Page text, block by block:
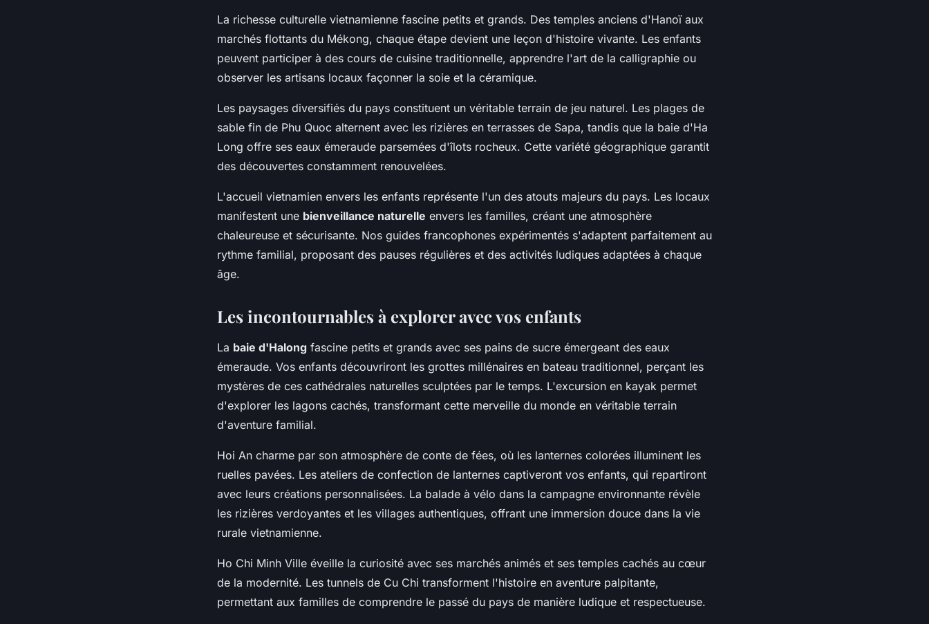
La richesse culturelle vietnamienne fascine petits et grands. Des temples anciens d'Hanoï aux
marchés flottants du Mékong, chaque étape devient une leçon d'histoire vivante. Les enfants
peuvent participer à des cours de cuisine traditionnelle, apprendre l'art de la calligraphie ou
observer les artisans locaux façonner la soie et la céramique.
Les paysages diversifiés du pays constituent un véritable terrain de jeu naturel. Les plages de
sable fin de Phu Quoc alternent avec les rizières en terrasses de Sapa, tandis que la baie d'Ha
Long offre ses eaux émeraude parsemées d'îlots rocheux. Cette variété géographique garantit
des découvertes constamment renouvelées.
L'accueil vietnamien envers les enfants représente l'un des atouts majeurs du pays. Les locaux
manifestent une bienveillance naturelle envers les familles, créant une atmosphère
chaleureuse et sécurisante. Nos guides francophones expérimentés s'adaptent parfaitement au
rythme familial, proposant des pauses régulières et des activités ludiques adaptées à chaque
âge.
Les incontournables à explorer avec vos enfants
La baie d'Halong fascine petits et grands avec ses pains de sucre émergeant des eaux
émeraude. Vos enfants découvriront les grottes millénaires en bateau traditionnel, perçant les
mystères de ces cathédrales naturelles sculptées par le temps. L'excursion en kayak permet
d'explorer les lagons cachés, transformant cette merveille du monde en véritable terrain
d'aventure familial.
Hoi An charme par son atmosphère de conte de fées, où les lanternes colorées illuminent les
ruelles pavées. Les ateliers de confection de lanternes captiveront vos enfants, qui repartiront
avec leurs créations personnalisées. La balade à vélo dans la campagne environnante révèle
les rizières verdoyantes et les villages authentiques, offrant une immersion douce dans la vie
rurale vietnamienne.
Ho Chi Minh Ville éveille la curiosité avec ses marchés animés et ses temples cachés au cœur
de la modernité. Les tunnels de Cu Chi transforment l'histoire en aventure palpitante,
permettant aux familles de comprendre le passé du pays de manière ludique et respectueuse.